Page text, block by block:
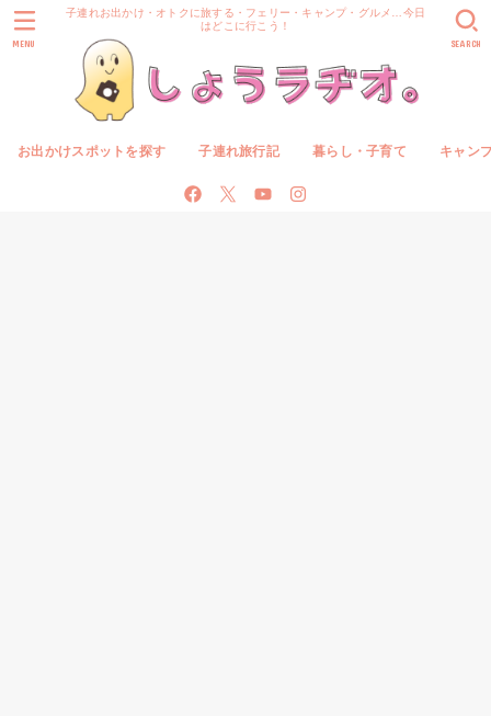
子連れお出かけ・オトクに旅する・フェリー・キャンプ・グルメ…今日
はどこに行こう！
お出かけスポットを探す 子連れ旅行記 暮らし・子育て キャン
SEARCH
MENU